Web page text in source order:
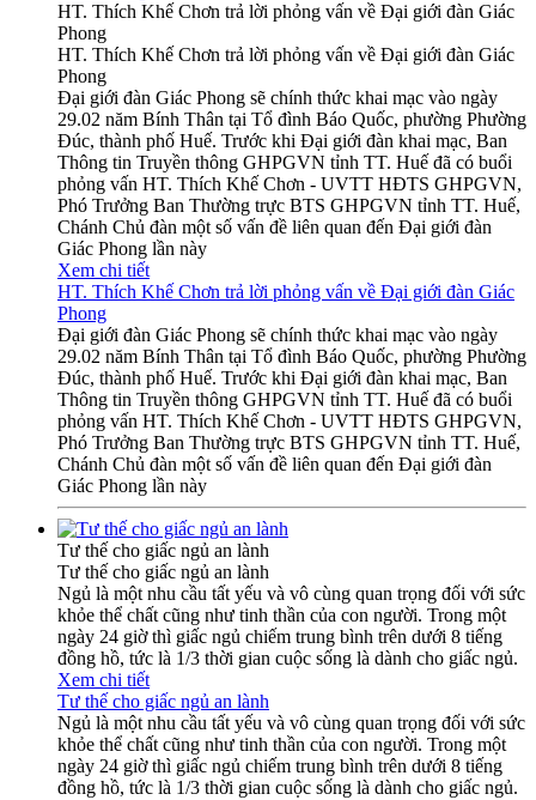
HT. Thích Khế Chơn trả lời phỏng vấn về Đại giới đàn Giác
Phong
HT. Thích Khế Chơn trả lời phỏng vấn về Đại giới đàn Giác
Phong
Đại giới đàn Giác Phong sẽ chính thức khai mạc vào ngày
29.02 năm Bính Thân tại Tổ đình Báo Quốc, phường Phường
Đúc, thành phố Huế. Trước khi Đại giới đàn khai mạc, Ban
Thông tin Truyền thông GHPGVN tỉnh TT. Huế đã có buổi
phỏng vấn HT. Thích Khế Chơn - UVTT HĐTS GHPGVN,
Phó Trưởng Ban Thường trực BTS GHPGVN tỉnh TT. Huế,
Chánh Chủ đàn một số vấn đề liên quan đến Đại giới đàn
Giác Phong lần này
Xem chi tiết
HT. Thích Khế Chơn trả lời phỏng vấn về Đại giới đàn Giác
Phong
Đại giới đàn Giác Phong sẽ chính thức khai mạc vào ngày
29.02 năm Bính Thân tại Tổ đình Báo Quốc, phường Phường
Đúc, thành phố Huế. Trước khi Đại giới đàn khai mạc, Ban
Thông tin Truyền thông GHPGVN tỉnh TT. Huế đã có buổi
phỏng vấn HT. Thích Khế Chơn - UVTT HĐTS GHPGVN,
Phó Trưởng Ban Thường trực BTS GHPGVN tỉnh TT. Huế,
Chánh Chủ đàn một số vấn đề liên quan đến Đại giới đàn
Giác Phong lần này
Tư thế cho giấc ngủ an lành
Tư thế cho giấc ngủ an lành
Ngủ là một nhu cầu tất yếu và vô cùng quan trọng đối với sức
khỏe thể chất cũng như tinh thần của con người. Trong một
ngày 24 giờ thì giấc ngủ chiếm trung bình trên dưới 8 tiếng
đồng hồ, tức là 1/3 thời gian cuộc sống là dành cho giấc ngủ.
Xem chi tiết
Tư thế cho giấc ngủ an lành
Ngủ là một nhu cầu tất yếu và vô cùng quan trọng đối với sức
khỏe thể chất cũng như tinh thần của con người. Trong một
ngày 24 giờ thì giấc ngủ chiếm trung bình trên dưới 8 tiếng
đồng hồ, tức là 1/3 thời gian cuộc sống là dành cho giấc ngủ.